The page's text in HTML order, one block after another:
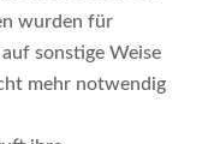
wurden für
sonstige Weise
mehr notwendig